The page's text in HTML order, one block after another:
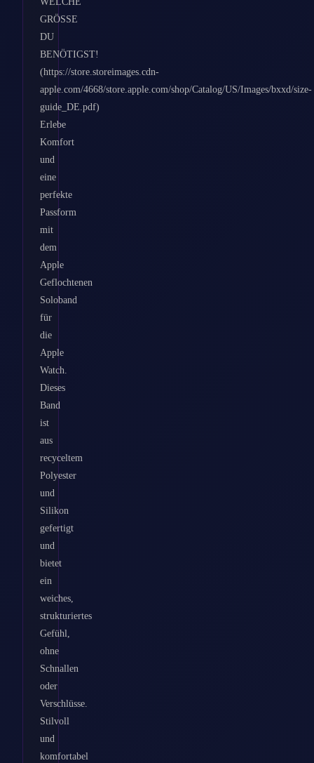
GRÖSSE
DU
BENÖTIGST!
(https://store.storeimages.cdn-
apple.com/4668/store.apple.com/shop/Catalog/US/Images/bxxd/size-
guide_DE.pdf)
Erlebe
Komfort
und
eine
perfekte
Passform
mit
dem
Apple
Geflochtenen
Soloband
für
die
Apple
Watch.
Dieses
Band
ist
aus
recyceltem
Polyester
und
Silikon
gefertigt
und
bietet
ein
weiches,
strukturiertes
Gefühl,
ohne
Schnallen
oder
Verschlüsse.
Stilvoll
und
komfortabel